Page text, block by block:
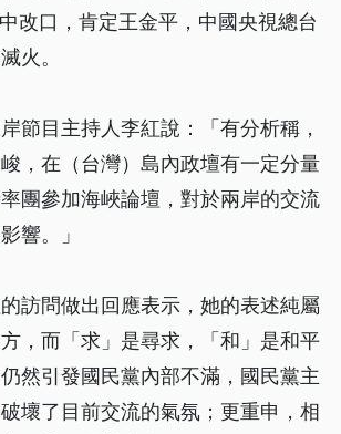
改口，肯定王金平，中國央視總台
火。
節目主持人李紅說：「有分析稱，
，在（台灣）島內政壇有一定分量
團參加海峽論壇，對於兩岸的交流
響。」
訪問做出回應表示，她的表述純屬
，而「求」是尋求，「和」是和平
然引發國民黨內部不滿，國民黨主
壞了目前交流的氣氛；更重申，相